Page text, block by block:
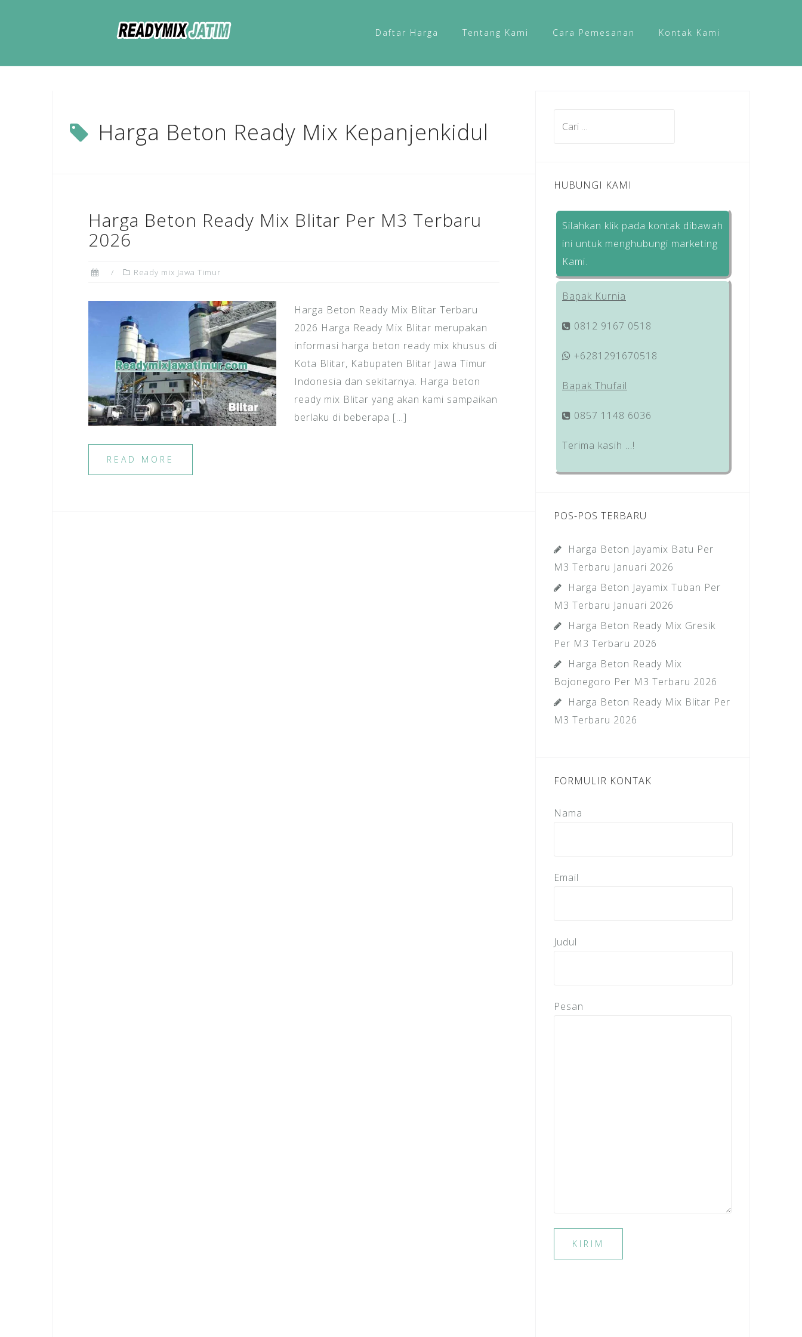
Daftar Harga Tentang Kami Cara Pemesanan Kontak Kami
Harga Beton Ready Mix Kepanjenkidul
Harga Beton Ready Mix Blitar Per M3 Terbaru
2026
Ready mix Jawa Timur
Harga Beton Ready Mix Blitar Terbaru
2026 Harga Ready Mix Blitar merupakan
informasi harga beton ready mix khusus di
Kota Blitar, Kabupaten Blitar Jawa Timur
Indonesia dan sekitarnya. Harga beton
ready mix Blitar yang akan kami sampaikan
berlaku di beberapa […]
READ MORE
HUBUNGI KAMI
Silahkan klik pada kontak dibawah
ini untuk menghubungi marketing
Kami.
Bapak Kurnia
0812 9167 0518
+6281291670518
Bapak Thufail
0857 1148 6036
Terima kasih …!
POS-POS TERBARU
Harga Beton Jayamix Batu Per
M3 Terbaru Januari 2026
Harga Beton Jayamix Tuban Per
M3 Terbaru Januari 2026
Harga Beton Ready Mix Gresik
Per M3 Terbaru 2026
Harga Beton Ready Mix
Bojonegoro Per M3 Terbaru 2026
Harga Beton Ready Mix Blitar Per
M3 Terbaru 2026
FORMULIR KONTAK
Nama
Email
Judul
Pesan